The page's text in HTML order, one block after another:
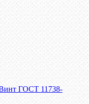
ГОСТ 11738-